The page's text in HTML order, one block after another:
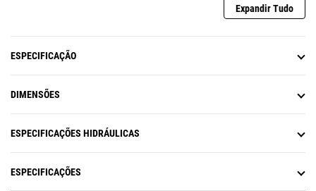
Expandir Tudo
ESPECIFICAÇÃO
DIMENSÕES
ESPECIFICAÇÕES HIDRÁULICAS
ESPECIFICAÇÕES